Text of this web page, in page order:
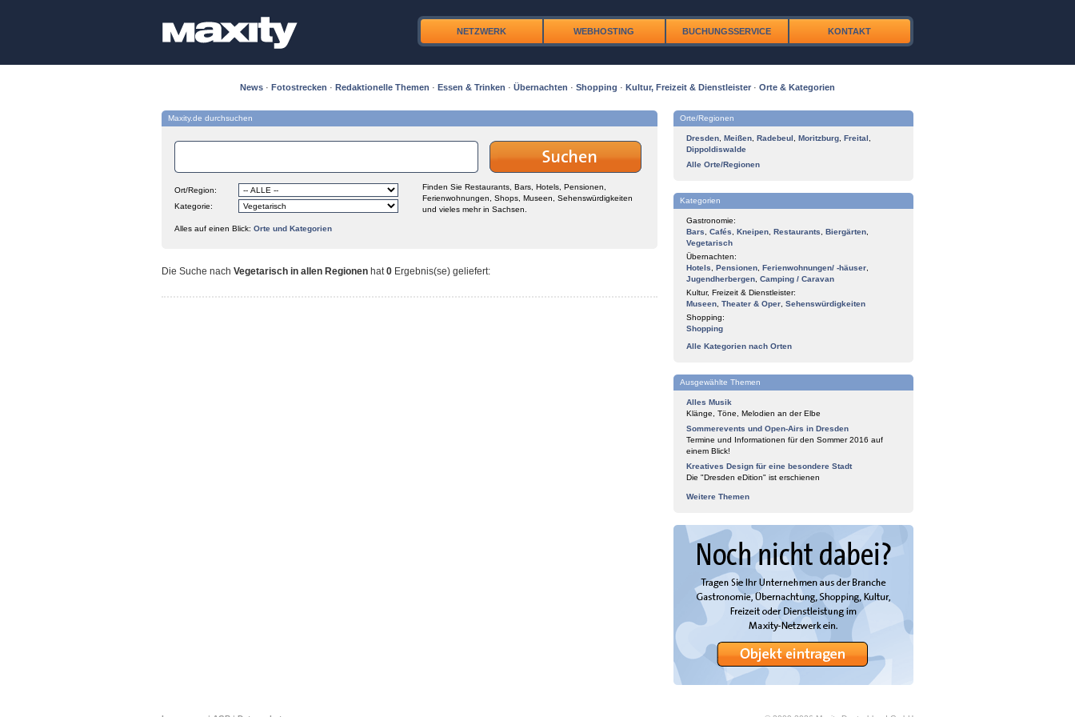
NETZWERK WEBHOSTING BUCHUNGSSERVICE KONTAKT
News · Fotostrecken · Redaktionelle Themen · Essen & Trinken · Übernachten · Shopping · Kultur, Freizeit & Dienstleister · Orte & Kategorien
Maxity.de durchsuchen
Ort/Region:
Kategorie:
Finden Sie Restaurants, Bars, Hotels, Pensionen,
Ferienwohnungen, Shops, Museen, Sehenswürdigkeiten
und vieles mehr in Sachsen.
Alles auf einen Blick: Orte und Kategorien
Die Suche nach Vegetarisch in allen Regionen hat0 Ergebnis(se) geliefert:
Orte/Regionen
Dresden Meißen Radebeul Moritzburg Freital
Dippoldiswalde
Alle Orte/Regionen
Kategorien
Gastronomie:
Bars
Cafés Kneipen Restaurants Biergärten
Vegetarisch
Übernachten:
Hotels
Pensionen Ferienwohnungen/ -häuser
Jugendherbergen Camping / Caravan
Kultur, Freizeit & Dienstleister:
Museen Theater & Oper Sehenswürdigkeiten
Shopping:
Shopping
Alle Kategorien nach Orten
Ausgewählte Themen
Alles Musik
Klänge, Töne, Melodien an der Elbe
Sommerevents und Open-Airs in Dresden
Termine und Informationen für den Sommer 2016 auf
einem Blick!
Kreatives Design für eine besondere Stadt
Die "Dresden eDition" ist erschienen
Weitere Themen